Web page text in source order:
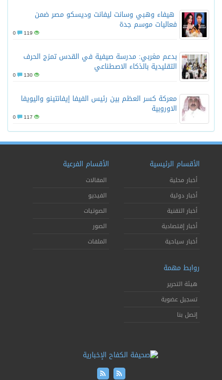
هيفاء وهبي وسانت ليفانت وديسكو مصر ضمن
فعاليات موسم جدة
119
بدعم مغربي: مدرسة صيفية في القدس تمزج الحرف
التقليدية بالذكاء الاصطناعي
130
معركة كسر العظم بين رئيس الفيفا إيفانتينو واليويفا
الاوروبية
117
الأقسام الرئيسية
أخبار محلية
أخبار دولية
أخبار التقنية
أخبار إقتصادية
أخبار سياحية
الأقسام الفرعية
المقالات
الفيديو
الصوتيات
الصور
الملفات
روابط مهمة
هيئة التحرير
تسجيل عضوية
إتصل بنا